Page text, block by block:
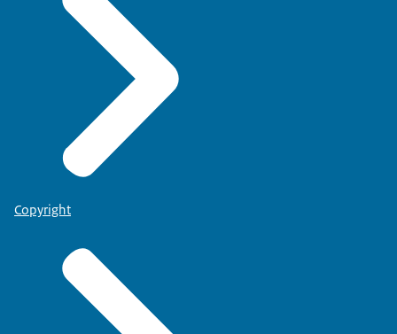
Copyright